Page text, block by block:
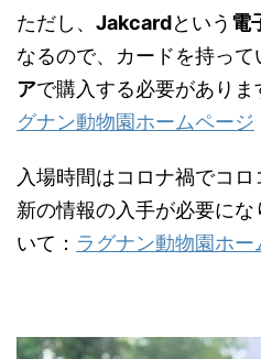
ただし、 Jakcardという 電
なるので、カードを持って
アで購入する必要があり
グナン動物園ホームページ
入場時間はコロナ禍でコ
新の情報の入手が必要に
いて： ラグナン動物園ホー